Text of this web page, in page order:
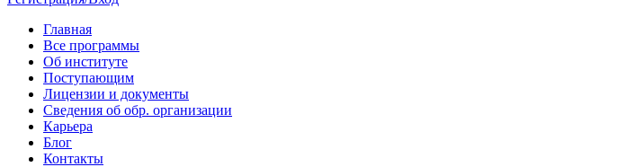
Главная
Все программы
Об институте
Поступающим
Лицензии и документы
Сведения об обр. организации
Карьера
Блог
Контакты